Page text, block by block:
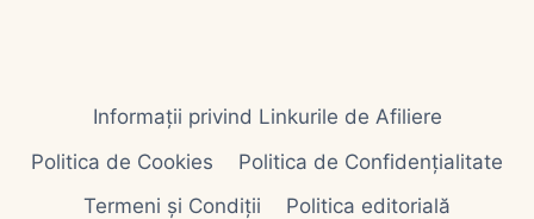
Informații privind Linkurile de Afiliere
Politica de Cookies
Politica de Confidențialitate
Termeni și Condiții
Politica editorială